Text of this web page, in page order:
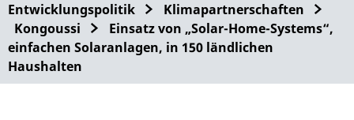
Entwicklungspolitik
Klimapartnerschaften
Kongoussi
Einsatz von „Solar-Home-Systems“,
einfachen Solaranlagen, in 150 ländlichen
Haushalten